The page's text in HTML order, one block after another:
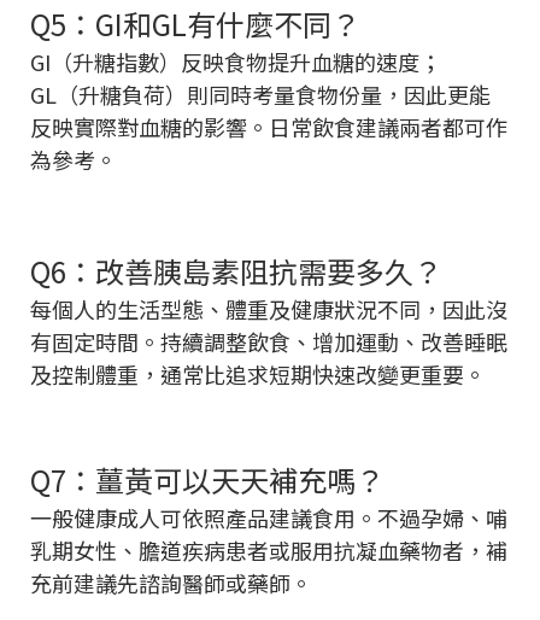
Q5：GI和GL有什麼不同？
GI（升糖指數）反映食物提升血糖的速度；
GL（升糖負荷）則同時考量食物份量，因此更能
反映實際對血糖的影響。日常飲食建議兩者都可作
為參考。
Q6：改善胰島素阻抗需要多久？
每個人的生活型態、體重及健康狀況不同，因此沒
有固定時間。持續調整飲食、增加運動、改善睡眠
及控制體重，通常比追求短期快速改變更重要。
Q7：薑黃可以天天補充嗎？
一般健康成人可依照產品建議食用。不過孕婦、哺
乳期女性、膽道疾病患者或服用抗凝血藥物者，補
充前建議先諮詢醫師或藥師。